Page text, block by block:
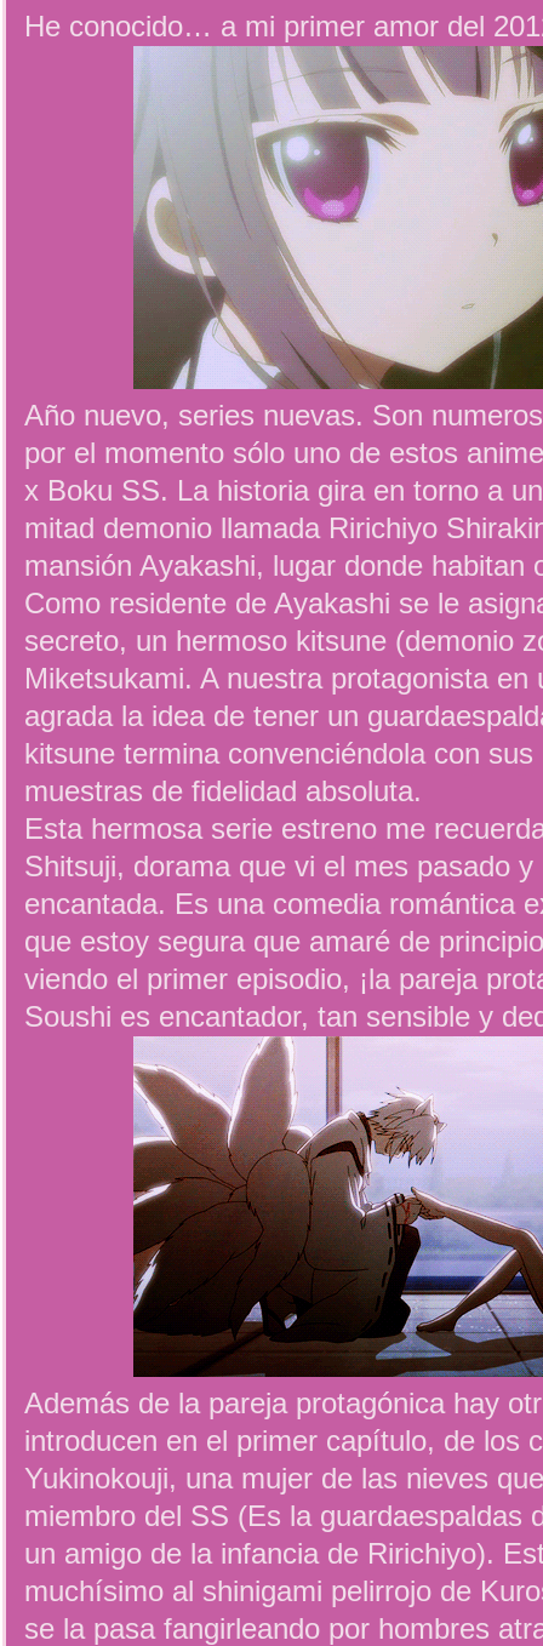
He conocido… a mi primer amor del
Año nuevo, series nuevas. Son
por el momento sólo uno de estos
x Boku SS. La historia gira en torno a
mitad demonio llamada Ririchiyo
mansión Ayakashi, lugar donde habitan
Como residente de Ayakashi se le
secreto, un hermoso kitsune (demonio
Miketsukami. A nuestra protagonista en
agrada la idea de tener un
kitsune termina convenciéndola con
muestras de fidelidad absoluta.
Esta hermosa serie estreno me
Shitsuji, dorama que vi el mes pasado
encantada. Es una comedia romántica
que estoy segura que amaré de
viendo el primer episodio, ¡la pareja
Soushi es encantador, tan sensible y
Además de la pareja protagónica hay
introducen en el primer capítulo, de los
Yukinokouji, una mujer de las nieves
miembro del SS (Es la guardaespaldas
un amigo de la infancia de Ririchiyo).
muchísimo al shinigami pelirrojo de
se la pasa fangirleando por hombres